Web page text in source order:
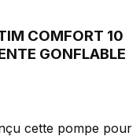
GONFLABLE
cette pompe pour